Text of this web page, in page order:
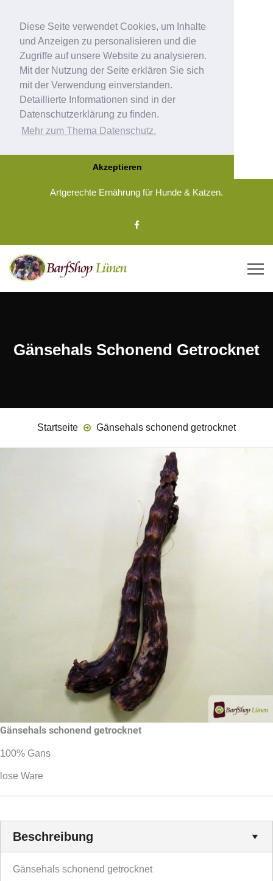
Diese Seite verwendet Cookies, um Inhalte
und Anzeigen zu personalisieren und die
Zugriffe auf unsere Website zu analysieren.
Mit der Nutzung der Seite erklären Sie sich
mit der Verwendung einverstanden.
Detaillierte Informationen sind in der
Datenschutzerklärung zu finden.
Mehr zum Thema Datenschutz.
Akzeptieren
Artgerechte Ernährung für Hunde & Katzen.
Gänsehals Schonend Getrocknet
Startseite Gänsehals schonend getrocknet
Gänsehals schonend getrocknet
100% Gans
lose Ware
Beschreibung
Gänsehals schonend getrocknet